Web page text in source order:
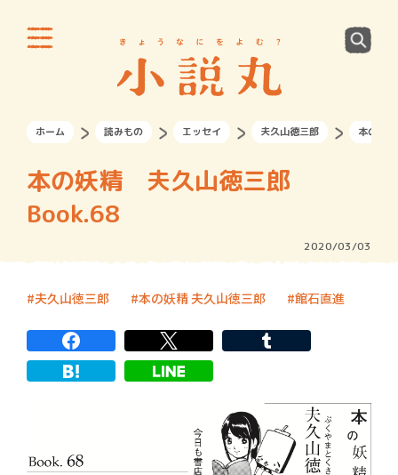
ホーム 読みもの エッセイ 夫久山徳三郎 本の妖
本の妖精 夫久山徳三郎
Book.68
2020/03/03
夫久山徳三郎 本の妖精 夫久山徳三郎 館石直進